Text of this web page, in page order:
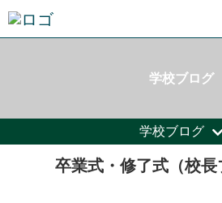
学校ブログ
学校ブログ
卒業式・修了式（校長